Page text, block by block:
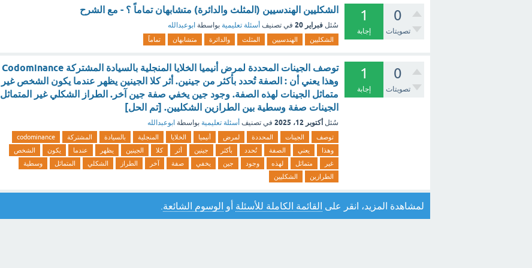
0
تصويتات
1
إجابة
الشكليين الهندسيين (المثلث والدائرة) متشابهان تماماً ؟ - مع الشرح
سُئل فبراير 20 في تصنيف أسئلة تعليمية بواسطة ابوعبدالله
الشكليين الهندسيين المثلث والدائرة متشابهان تماماً
0
تصويتات
1
إجابة
توصف الجينات المحددة لمرض أنيميا الخلايا المنجلية بالسيادة المشتركة Codominance
وهذا يعني أن : الصفة تُحدد بأكثر من جينين. أثر كلا الجينين يظهر عندما يكون الشخص غير
متماثل الجينات لهذه الصفة. وجود جين يخفي صفة جين آخر. الطراز الشكلي غير المتماثل
الجينات صفة وسطية بين الطرازين الشكليين. [تم الحل]
سُئل أكتوبر 12، 2025 في تصنيف أسئلة تعليمية بواسطة ابوعبدالله
توصف الجينات المحددة لمرض أنيميا الخلايا المنجلية بالسيادة المشتركة
codominance
وهذا
يعني الصفة تُحدد بأكثر جينين أثر كلا الجينين يظهر عندما يكون
الشخص
غير
متماثل لهذه وجود جين يخفي صفة آخر الطراز الشكلي المتماثل
وسطية
الطرازين
الشكليين
لمشاهدة المزيد، انقر على القائمة الكاملة للأسئلة أو الوسوم الشائعة